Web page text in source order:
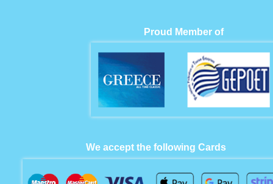
Proud Member of
We accept the following Cards